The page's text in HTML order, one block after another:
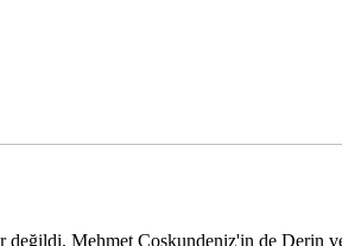
değildi. Mehmet Coşkundeniz'in de Derin